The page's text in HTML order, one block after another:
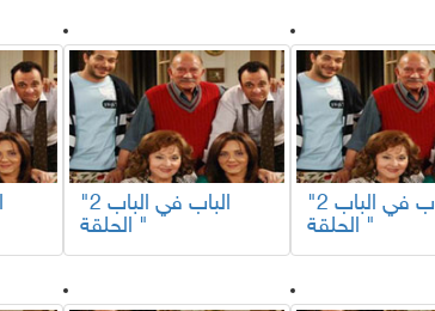
"الباب في الباب 2
الحلقة "
"الباب في الباب 2
الحلقة "